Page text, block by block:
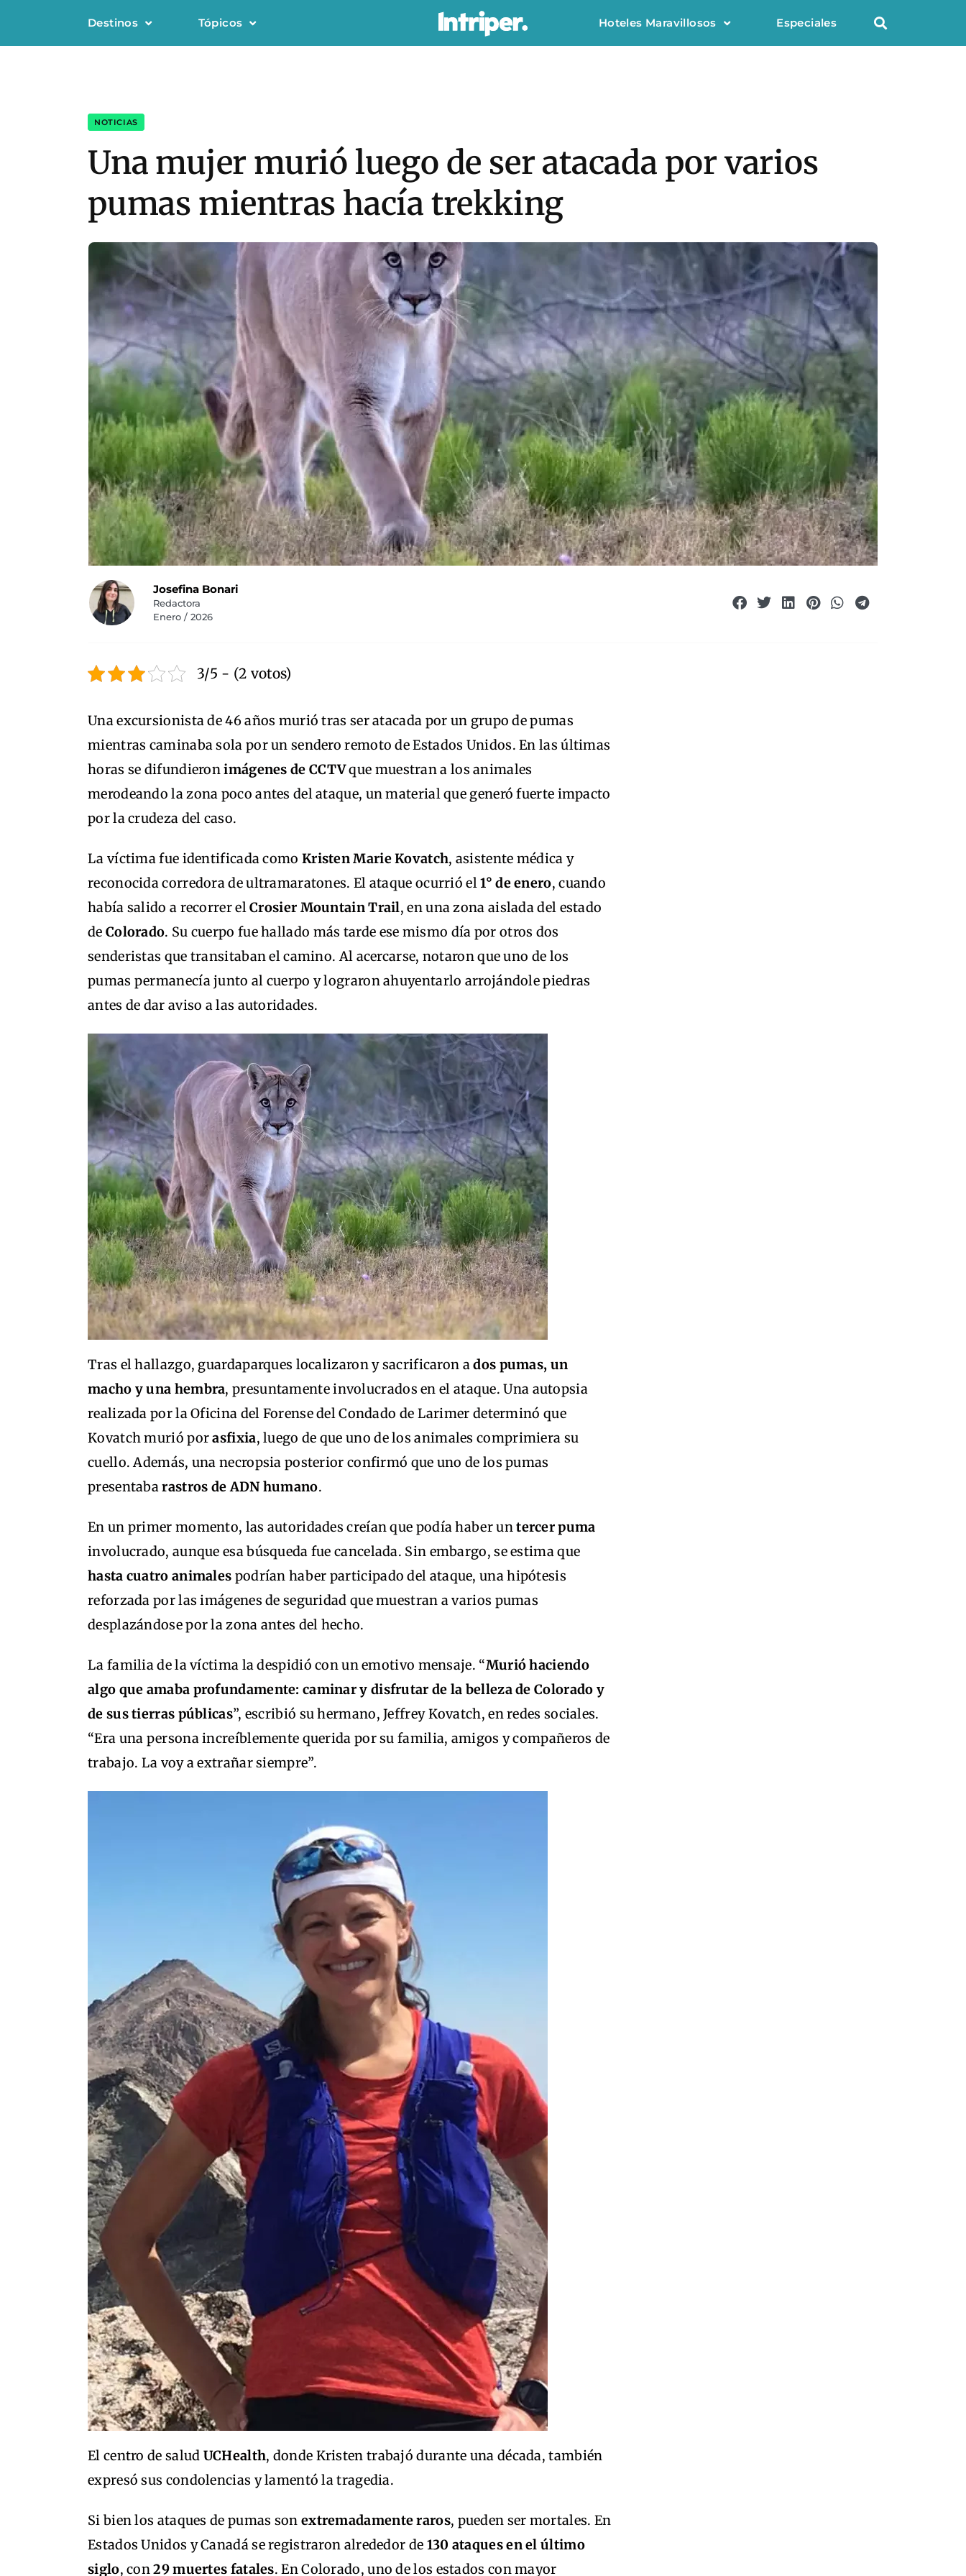
Destinos Tópicos Hoteles Maravillosos Especiales
NOTICIAS
Una mujer murió luego de ser atacada por varios
pumas mientras hacía trekking
Josefina Bonari
Redactora
Enero / 2026
3/5 - (2 votos)
Una excursionista de 46 años murió tras ser atacada por un grupo de pumas
mientras caminaba sola por un sendero remoto de Estados Unidos. En las últimas
horas se difundieronimágenes de CCTVque muestran a los animales
merodeando la zona poco antes del ataque, un material que generó fuerte impacto
por la crudeza del caso.
La víctima fue identificada como Kristen Marie Kovatch, asistente médica y
reconocida corredora de ultramaratones. El ataque ocurrió el1° de enero, cuando
había salido a recorrer elCrosier Mountain Trail, en una zona aislada del estado
de Colorado. Su cuerpo fue hallado más tarde ese mismo día por otros dos
senderistas que transitaban el camino. Al acercarse, notaron que uno de los
pumas permanecía junto al cuerpo y lograron ahuyentarlo arrojándole piedras
antes de dar aviso a las autoridades.
Tras el hallazgo, guardaparques localizaron y sacrificaron ados pumas, un
macho y una hembra, presuntamente involucrados en el ataque. Una autopsia
realizada por la Oficina del Forense del Condado de Larimer determinó que
Kovatch murió porasfixia, luego de que uno de los animales comprimiera su
cuello. Además, una necropsia posterior confirmó que uno de los pumas
presentabarastros de ADN humano.
En un primer momento, las autoridades creían que podía haber untercer puma
involucrado, aunque esa búsqueda fue cancelada. Sin embargo, se estima que
hasta cuatro animales podrían haber participado del ataque, una hipótesis
reforzada por las imágenes de seguridad que muestran a varios pumas
desplazándose por la zona antes del hecho.
La familia de la víctima la despidió con un emotivo mensaje. “Murió haciendo
algo que amaba profundamente: caminar y disfrutar de la belleza de Colorado y
de sus tierras públicas”, escribió su hermano, Jeffrey Kovatch, en redes sociales.
“Era una persona increíblemente querida por su familia, amigos y compañeros de
trabajo. La voy a extrañar siempre”.
El centro de salud UCHealth, donde Kristen trabajó durante una década, también
expresó sus condolencias y lamentó la tragedia.
Si bien los ataques de pumas son extremadamente raros, pueden ser mortales. En
Estados Unidos y Canadá se registraron alrededor de 130 ataques en el último
siglo, con29 muertes fatales. En Colorado, uno de los estados con mayor